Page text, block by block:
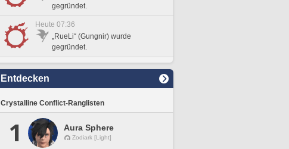
gegründet.
Heute 07:36
„RueLi“ (Gungnir) wurde
gegründet.
Entdecken
Crystalline Conflict-Ranglisten
1 Aura Sphere
Zodiark [Light]